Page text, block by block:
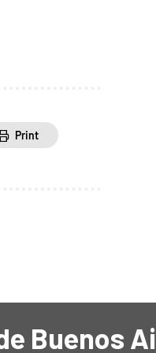
Print
Buenos